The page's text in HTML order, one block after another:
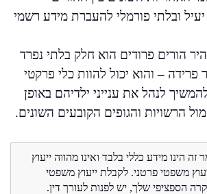
ובלתי פורמלי להעברת מידע רשמי
הורים פרודים הוא חלק בלתי נפרד
– והוא יכול להוות כלי פרקטי
לנהל את ענייני ילדיהם באופן
הרשויות והגופים הקובעים השונים.
הינו מידע כללי בלבד ואינו מהווה ייעוץ
משפטי פרטני. לקבלת ייעוץ משפטי
הספציפי שלך, יש לפנות לעורך דין.